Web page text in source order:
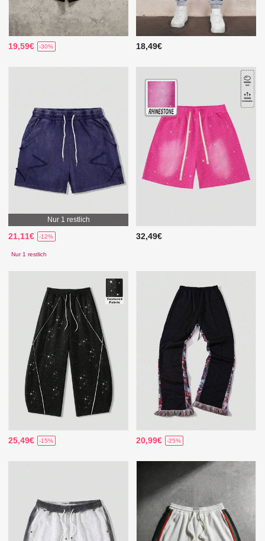
19,59€ -30% 18,49€
Nur 1 restlich
21,11€ -12%
Nur 1 restlich
32,49€
25,49€ -15% 20,99€ -25%